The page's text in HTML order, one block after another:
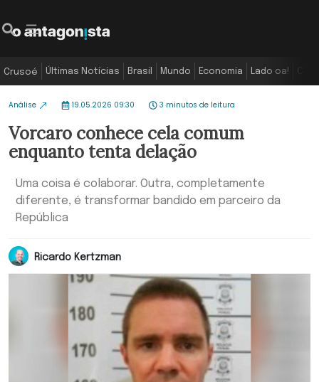
Crusoé Últimas Notícias Brasil Mundo Economia Lado oa!
Análise 19.05.2026 09:30 3 minutos de leitura
Vorcaro conhece cela comum
enquanto tenta delação
Uma coisa é colaborar. Outra, completamente
diferente, é transformar bandido em parceiro da
República
Ricardo Kertzman